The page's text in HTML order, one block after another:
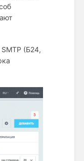
(Б24,